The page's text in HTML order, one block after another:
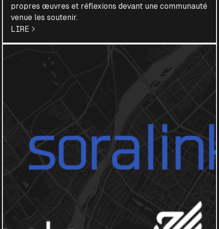
propres œuvres et réflexions devant une communauté
venue les soutenir.
LIRE